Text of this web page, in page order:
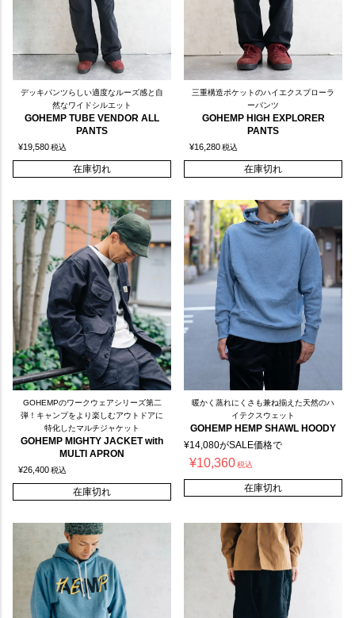
デッキパンツらしい適度なルーズ感と自
然なワイドシルエット
GOHEMP TUBE VENDOR ALL
PANTS
¥19,580税込
在庫切れ
三重構造ポケットのハイエクスプローラ
ーパンツ
GOHEMP HIGH EXPLORER
PANTS
¥16,280税込
在庫切れ
GOHEMPのワークウェアシリーズ第二
弾！キャンプをより楽しむアウトドアに
特化したマルチジャケット
GOHEMP MIGHTY JACKET with
MULTI APRON
¥26,400税込
在庫切れ
暖かく蒸れにくさも兼ね揃えた天然のハ
イテクスウェット
GOHEMP HEMP SHAWL HOODY
¥14,080がSALE価格で
¥10,360税込
在庫切れ